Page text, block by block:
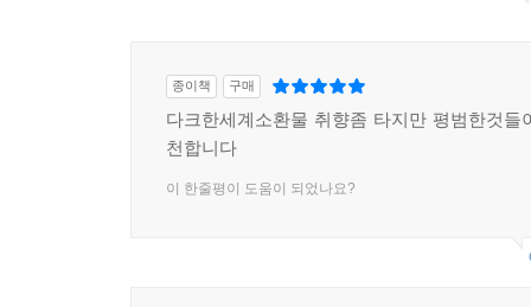
종이책 구매
다크한세계소환물 취향좀 타지만 평범한것들
천합니다
이 한줄평이 도움이 되었나요?